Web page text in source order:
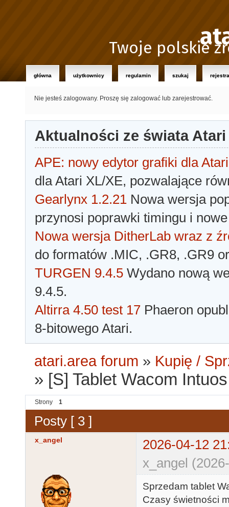
Twoje polskie
główna użytkownicy regulamin szukaj
Nie jesteś zalogowany. Proszę się zalogować lub zarejestrować.
Aktualności ze świata Atari
APE: nowy edytor grafiki dla Atari
dla Atari XL/XE, pozwalające
Gearlynx 1.2.21 Nowa wersja
przynosi poprawki timingu i
Nowa wersja DitherLab wraz z
do formatów .MIC, .GR8, .GR9
TURGEN 9.4.5 Wydano nową
9.4.5.
Altirra 4.50 test 17 Phaeron
8-bitowego Atari.
atari.area forum » Kupię /
» [S] Tablet Wacom
Strony 1
Posty [ 3 ]
x_angel
2026-04-12
x_angel
Sprzedam tablet
Czasy świetności